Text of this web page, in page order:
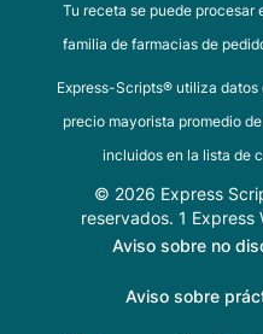
Tu receta se puede procesar
familia de farmacias de
Express-Scripts® utiliza
precio mayorista promedio
incluidos en la lista de
© 2026 Express
reservados. 1 Express
Aviso sobre no
Aviso sobre